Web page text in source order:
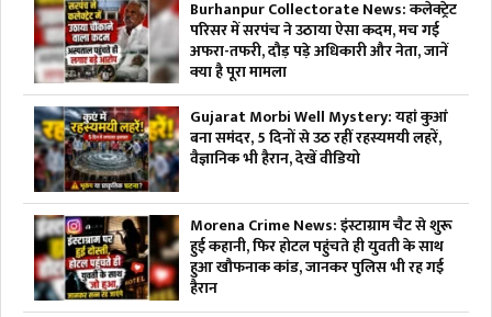
Burhanpur Collectorate News: कलेक्ट्रेट
परिसर में सरपंच ने उठाया ऐसा कदम, मच गई
अफरा-तफरी, दौड़ पड़े अधिकारी और नेता, जानें
क्या है पूरा मामला
Gujarat Morbi Well Mystery: यहां कुआं
बना समंदर, 5 दिनों से उठ रहीं रहस्यमयी लहरें,
वैज्ञानिक भी हैरान, देखें वीडियो
Morena Crime News: इंस्टाग्राम चैट से शुरू
हुई कहानी, फिर होटल पहुंचते ही युवती के साथ
हुआ खौफनाक कांड, जानकर पुलिस भी रह गई
हैरान